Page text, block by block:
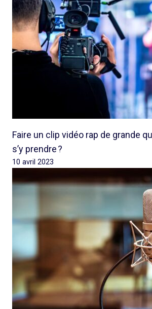
Faire un clip vidéo rap de grande
s’y prendre ?
10 avril 2023